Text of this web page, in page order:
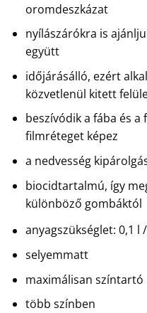
oromdeszkázat
nyílászárókra is
együtt
időjárásálló, ezért
közvetlenül kitett
beszívódik a fába és a
filmréteget képez
a nedvesség
biocidtartalmú, így
különböző gombáktól
anyagszükséglet: 0,1 l
selyemmatt
maximálisan színtartó
több színben